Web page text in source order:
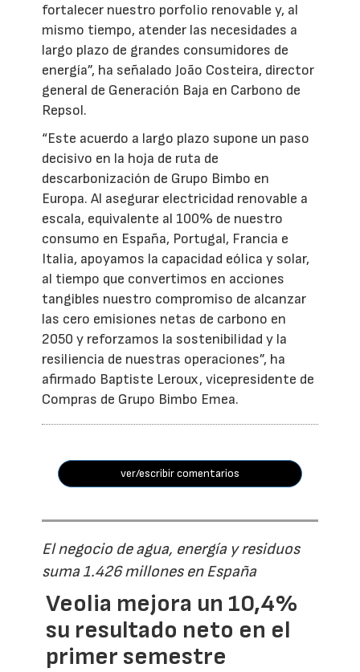
fortalecer nuestro porfolio renovable y, al
mismo tiempo, atender las necesidades a
largo plazo de grandes consumidores de
energía”, ha señalado João Costeira, director
general de Generación Baja en Carbono de
Repsol.
“Este acuerdo a largo plazo supone un paso
decisivo en la hoja de ruta de
descarbonización de Grupo Bimbo en
Europa. Al asegurar electricidad renovable a
escala, equivalente al 100% de nuestro
consumo en España, Portugal, Francia e
Italia, apoyamos la capacidad eólica y solar,
al tiempo que convertimos en acciones
tangibles nuestro compromiso de alcanzar
las cero emisiones netas de carbono en
2050 y reforzamos la sostenibilidad y la
resiliencia de nuestras operaciones”, ha
afirmado Baptiste Leroux, vicepresidente de
Compras de Grupo Bimbo Emea.
ver/escribir comentarios
El negocio de agua, energía y residuos
suma 1.426 millones en España
Veolia mejora un 10,4%
su resultado neto en el
primer semestre